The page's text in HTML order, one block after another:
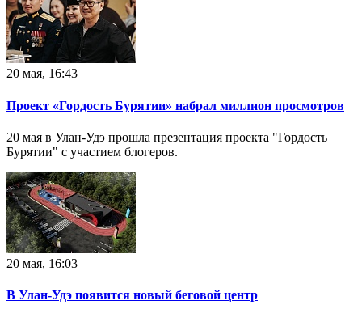
20 мая, 16:43
Проект «Гордость Бурятии» набрал миллион просмотров
20 мая в Улан-Удэ прошла презентация проекта "Гордость
Бурятии" с участием блогеров.
20 мая, 16:03
В Улан-Удэ появится новый беговой центр